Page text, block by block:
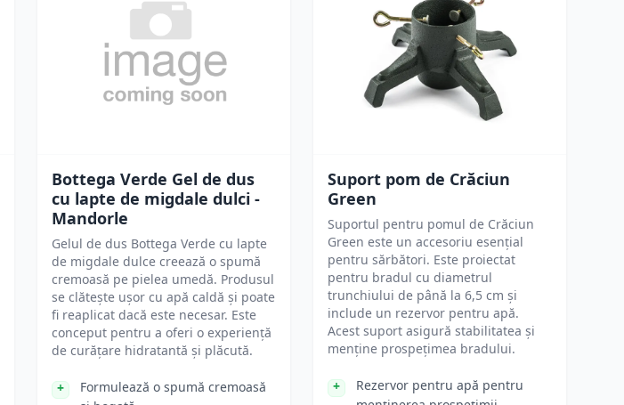
Bottega Verde Gel de dus
cu lapte de migdale dulci -
Mandorle
Gelul de dus Bottega Verde cu lapte
de migdale dulce creează o spumă
cremoasă pe pielea umedă. Produsul
se clătește ușor cu apă caldă și poate
fi reaplicat dacă este necesar. Este
conceput pentru a oferi o experiență
de curățare hidratantă și plăcută.
Formulează o spumă cremoasă
Suport pom de Crăciun
Green
Suportul pentru pomul de Crăciun
Green este un accesoriu esențial
pentru sărbători. Este proiectat
pentru bradul cu diametrul
trunchiului de până la 6,5 cm și
include un rezervor pentru apă.
Acest suport asigură stabilitatea și
menține prospețimea bradului.
Rezervor pentru apă pentru